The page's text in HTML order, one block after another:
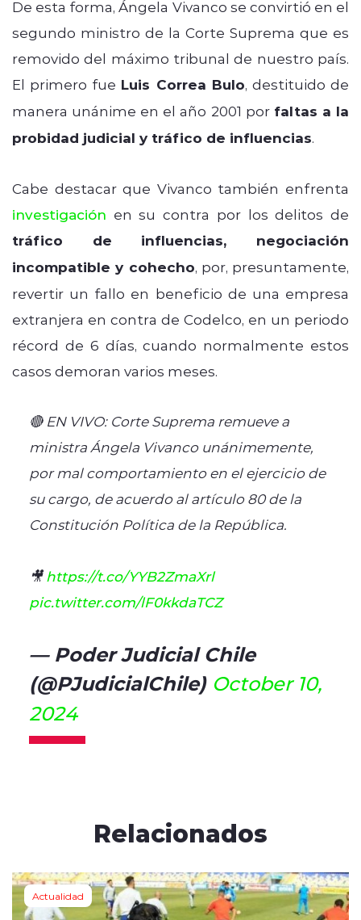
De esta forma, Ángela Vivanco se convirtió en el
segundo ministro de la Corte Suprema que es
removido del máximo tribunal de nuestro país.
El primero fue Luis Correa Bulo, destituido de
manera unánime en el año 2001 por faltas a la
probidad judicial y tráfico de influencias.
Cabe destacar que Vivanco también enfrenta
investigación en su contra por los delitos de
tráfico de influencias, negociación
incompatible y cohecho, por, presuntamente,
revertir un fallo en beneficio de una empresa
extranjera en contra de Codelco, en un periodo
récord de 6 días, cuando normalmente estos
casos demoran varios meses.
🔴 EN VIVO: Corte Suprema remueve a
ministra Ángela Vivanco unánimemente,
por mal comportamiento en el ejercicio de
su cargo, de acuerdo al artículo 80 de la
Constitución Política de la República.
🎥https://t.co/YYB2ZmaXrl
pic.twitter.com/lF0kkdaTCZ
— Poder Judicial Chile
(@PJudicialChile) October 10,
2024
Relacionados
Actualidad